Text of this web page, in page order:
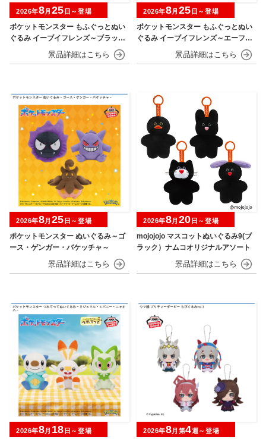
ポケットモンスター もふぐっとぬい
ぐるみ イーブイフレンズ～ブラッキ
ー・リーフィア～おひるねver.
2026年8月 25 日～登場
ポケットモンスター もふぐっとぬい
ぐるみ イーブイフレンズ～エーフ
ィ・ニンフィア～おひるねver.
2026年8月 25 日～登場
ポケットモンスター ぬいぐるみ～ゴ
ース・ゲンガー・バケッチャ～
2026年8月 25 日～登場
mojojojo マスコットぬいぐるみ9(ブ
ラック）ナムコオリジナルアソート
2026年8月 20 日～登場
2026年8月 18 日～登場 2026年8月第4週～登場